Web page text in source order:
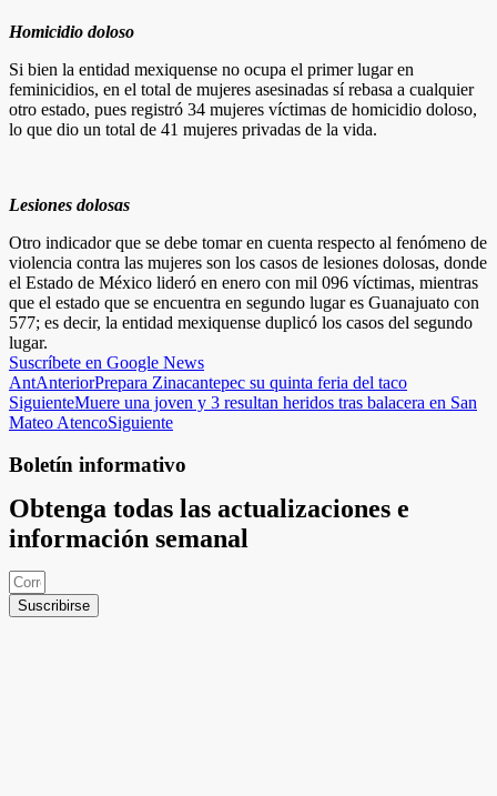
Homicidio doloso
Si bien la entidad mexiquense no ocupa el primer lugar en
feminicidios, en el total de mujeres asesinadas sí rebasa a cualquier
otro estado, pues registró 34 mujeres víctimas de homicidio doloso,
lo que dio un total de 41 mujeres privadas de la vida.
Lesiones dolosas
Otro indicador que se debe tomar en cuenta respecto al fenómeno de
violencia contra las mujeres son los casos de lesiones dolosas, donde
el Estado de México lideró en enero con mil 096 víctimas, mientras
que el estado que se encuentra en segundo lugar es Guanajuato con
577; es decir, la entidad mexiquense duplicó los casos del segundo
lugar.
Suscríbete en Google News
AntAnteriorPrepara Zinacantepec su quinta feria del taco
SiguienteMuere una joven y 3 resultan heridos tras balacera en San
Mateo AtencoSiguiente
Boletín informativo
Obtenga todas las actualizaciones e
información semanal
Suscribirse